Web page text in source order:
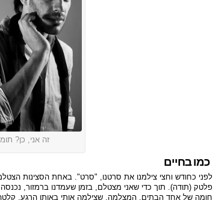
זה אני, כן?
כמו בחיים
לפני כחודש וחצי צילמנו את סרטנו, "סרט". באחת הסצינות
פלטק (תודה). תוך כדי שאני מצטלם, בזמן שעמדנו ברמזור,
חומה של אחד הבתים. המצלמה, שצילמה אותי באותו הרגע,